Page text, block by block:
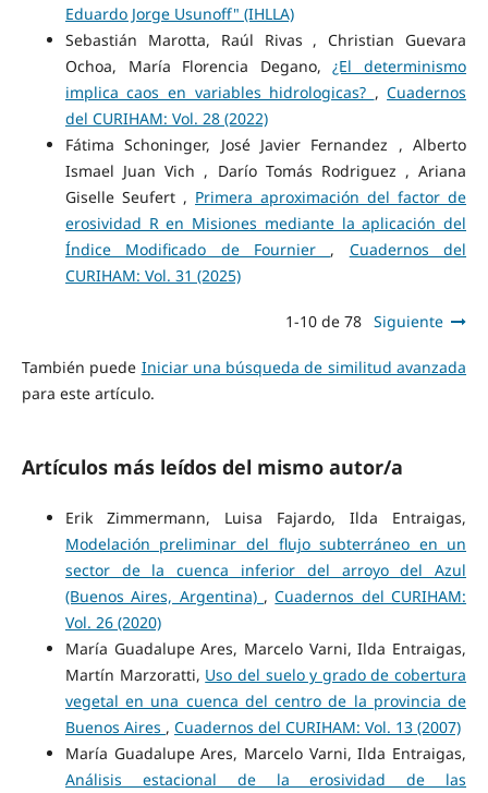
Eduardo Jorge Usunoff" (IHLLA)
Sebastián Marotta, Raúl Rivas , Christian Guevara
Ochoa, María Florencia Degano,¿El determinismo
implica caos en variables hidrologicas? ,Cuadernos
del CURIHAM: Vol. 28 (2022)
Fátima Schoninger, José Javier Fernandez , Alberto
Ismael Juan Vich , Darío Tomás Rodriguez , Ariana
Giselle Seufert , Primera aproximación del factor de
erosividad R en Misiones mediante la aplicación del
Índice Modificado de Fournier , Cuadernos del
CURIHAM: Vol. 31 (2025)
1-10 de 78 Siguiente
También puede Iniciar una búsqueda de similitud avanzada
para este artículo.
Artículos más leídos del mismo autor/a
Erik Zimmermann, Luisa Fajardo, Ilda Entraigas,
Modelación preliminar del flujo subterráneo en un
sector de la cuenca inferior del arroyo del Azul
(Buenos Aires, Argentina) ,Cuadernos del CURIHAM:
Vol. 26 (2020)
María Guadalupe Ares, Marcelo Varni, Ilda Entraigas,
Martín Marzoratti, Uso del suelo y grado de cobertura
vegetal en una cuenca del centro de la provincia de
Buenos Aires , Cuadernos del CURIHAM: Vol. 13 (2007)
María Guadalupe Ares, Marcelo Varni, Ilda Entraigas,
Análisis estacional de la erosividad de las